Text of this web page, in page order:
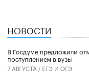
НОВОСТИ
В Госдуме предложили
поступлением в вузы
7 АВГУСТА / ЕГЭ И ОГЭ